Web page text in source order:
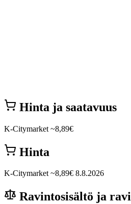
Hinta ja saatavuus
K-Citymarket ~8,89€
Hinta
K-Citymarket ~8,89€ 8.8.2026
Ravintosisältö ja